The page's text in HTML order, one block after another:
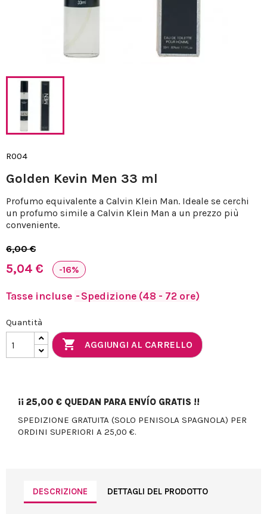
R004
Golden Kevin Men 33 ml
Profumo equivalente a Calvin Klein Man. Ideale se cerchi
un profumo simile a Calvin Klein Man a un prezzo più
conveniente.
6,00 €
5,04 € -16%
Tasse incluse Spedizione (48 - 72 ore)
Quantità
 AGGIUNGI AL CARRELLO
¡¡ 25,00 € QUEDAN PARA ENVÍO GRATIS !!
SPEDIZIONE GRATUITA (SOLO PENISOLA SPAGNOLA) PER
ORDINI SUPERIORI A 25,00 €.
DESCRIZIONE DETTAGLI DEL PRODOTTO